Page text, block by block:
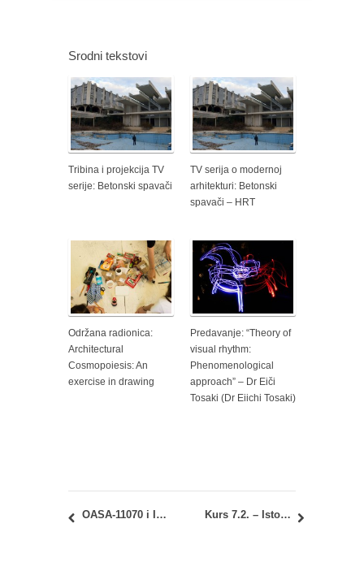
Srodni tekstovi
Tribina i projekcija TV
serije: Betonski spavači
TV serija o modernoj
arhitekturi: Betonski
spavači – HRT
Održana radionica:
Architectural
Cosmopoiesis: An
exercise in drawing
Predavanje: “Theory of
visual rhythm:
Phenomenological
approach” – Dr Eiči
Tosaki (Dr Eiichi Tosaki)
OASA-11070 i IASA-11070 – Geometrija oblika 1: uvid u ispitne radove u rokovima Oktobar 1 i Oktobar 2 Kurs 7.2. – Istorija arhitekture i naseljavanja 2: Termin ispita u oktobarskom roku